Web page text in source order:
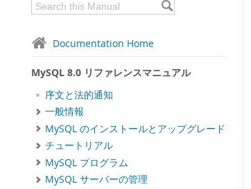
Documentation Home
MySQL 8.0 リファレンスマニュアル
序文と法的通知
一般情報
MySQL のインストールとアップグレード
チュートリアル
MySQL プログラム
MySQL サーバーの管理